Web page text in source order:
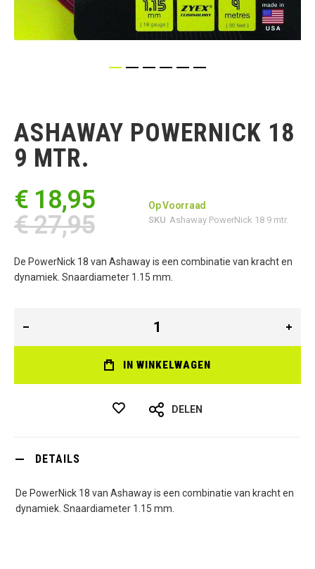
begin
van
de
afbeeldingen-
ASHAWAY POWERNICK 18
9 MTR.
€ 18,95
€ 27,95
Op Voorraad
SKU Ashaway PowerNick 18 9 mtr.
De PowerNick 18 van Ashaway is een combinatie van kracht en
dynamiek. Snaardiameter 1.15 mm.
IN WINKELWAGEN
DELEN
DETAILS
De PowerNick 18 van Ashaway is een combinatie van kracht en
dynamiek. Snaardiameter 1.15 mm.